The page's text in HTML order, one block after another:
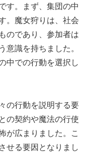
す。まず、集団の中
。魔女狩りは、社会
のであり、参加者は
意識を持ちました。
中での行動を選択し
の行動を説明する要
の契約や魔法の行使
が広まりました。こ
せる要因となりまし